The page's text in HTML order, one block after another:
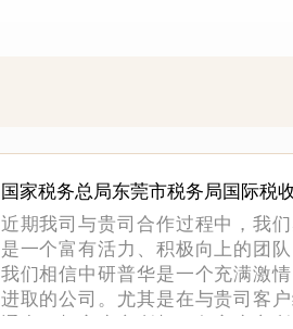
国家税务总局东莞市税务局国际税
科
近期我司与贵司合作过程中，我
是一个富有活力、积极向上的团
我们相信中研普华是一个充满激
进取的公司。尤其是在与贵司客户